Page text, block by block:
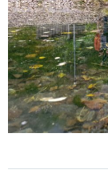
CONSULENZA
QUALITÀ &
CULTURA &
GIOVANI IN
GENDER &